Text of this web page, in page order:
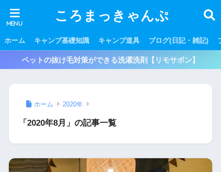
ころまっきゃんぷ
ホーム キャンプ基礎知識 キャンプ道具 ブログ(日記・雑記)
ペットの抜け毛対策ができる洗濯洗剤【リモサボン】
ホーム 2020年
「2020年8月」の記事一覧